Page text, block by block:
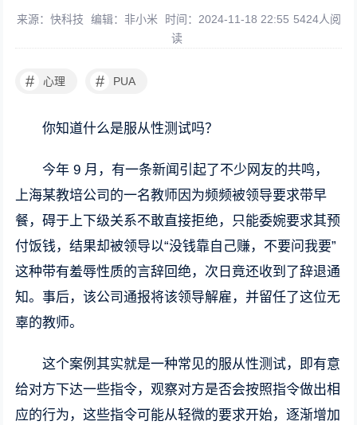
来源：快科技 编辑：非小米 时间：2024-11-18 22:55 5424人阅
读
# 心理 # PUA
你知道什么是服从性测试吗？
今年 9 月，有一条新闻引起了不少网友的共鸣，
上海某教培公司的一名教师因为频频被领导要求带早
餐，碍于上下级关系不敢直接拒绝，只能委婉要求其预
付饭钱，结果却被领导以“没钱靠自己赚，不要问我要”
这种带有羞辱性质的言辞回绝，次日竟还收到了辞退通
知。事后，该公司通报将该领导解雇，并留任了这位无
辜的教师。
这个案例其实就是一种常见的服从性测试，即有意
给对方下达一些指令，观察对方是否会按照指令做出相
应的行为，这些指令可能从轻微的要求开始，逐渐增加